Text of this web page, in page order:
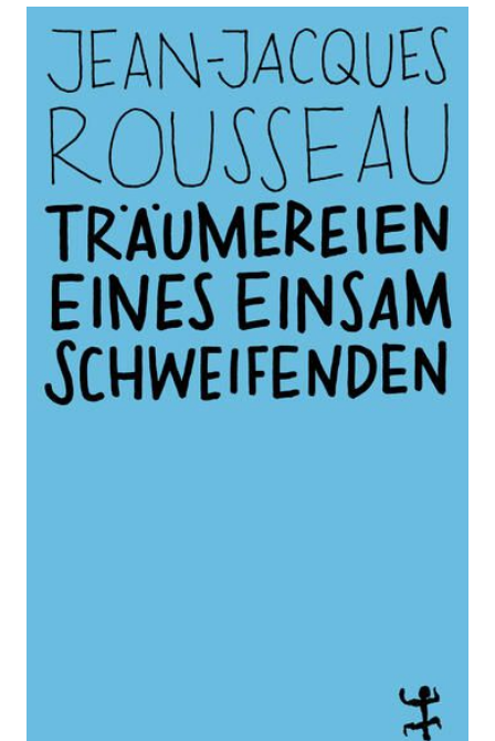
Träumereien eines
einsam
Schweifenden
Zur Wunschliste hinzufügen
VonJean-Jacques Rousseau